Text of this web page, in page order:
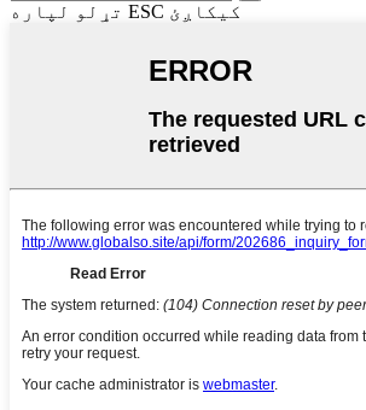
تړلو لپاره ESC کیکاږئ